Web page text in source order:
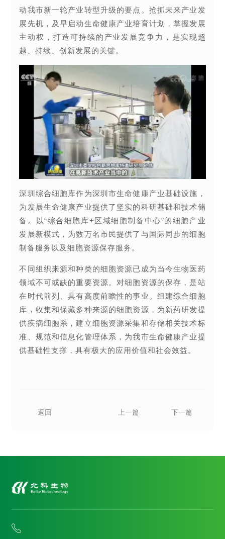
动我市新一轮产业转型升级的要点。抢抓未来产业发
展先机，及早启动生命健康产业培育计划，掌握发展
主动权，打造可持续的产业发展竞争力，是实现超
越、持续、创新发展的关键。
深圳综合细胞库作为深圳市生命健康产业基础设施，
为发展生命健康产业提供了坚实的科研基础和技术储
备。以“综合细胞库+区域细胞制备中心”的细胞产业
发展新模式，为数万名市民提供了与国际同步的细胞
制备服务以及细胞资源保存服务。
不同组织来源和种类的细胞资源已成为当今生物医药
领域不可或缺的重要资源。对细胞资源的保存，是站
在时代前列、具有高度前瞻性的事业。组建综合细胞
库，收集和保藏多种来源的细胞资源，为新药研发提
供疾病细胞系，建立细胞资源采集和存储相关技术标
准、规范和信息化管理体系，为我市生命健康产业提
供基础性支撑，具有极大的应用价值和社会效益。
返回 下一篇
上一篇